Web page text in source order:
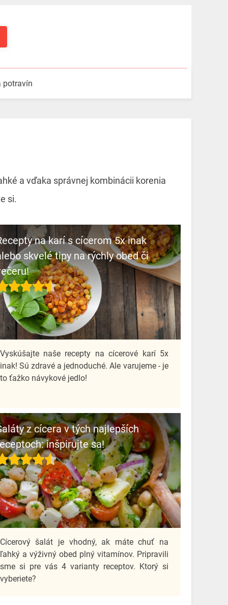
potravín
a vďaka správnej kombinácii korenia
si.
na karí s cícerom 5x inak
skvelé tipy na rýchly obed či
Vyskúšajte naše recepty na cícerové karí 5x
inak! Sú zdravé a jednoduché. Ale varujeme - je
to ťažko návykové jedlo!
z cícera v tých najlepších
inšpirujte sa!
Cícerový šalát je vhodný, ak máte chuť na
ľahký a výživný obed plný vitamínov. Pripravili
sme si pre vás 4 varianty receptov. Ktorý si
vyberiete?